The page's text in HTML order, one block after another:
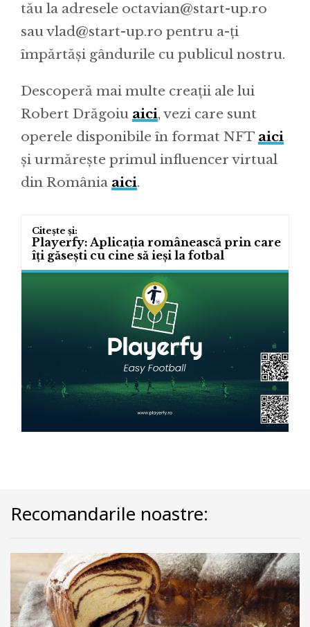
tău la adresele octavian@start-up.ro
sau vlad@start-up.ro pentru a-ți
împărtăși gândurile cu publicul nostru.
Descoperă mai multe creații ale lui
Robert Drăgoiu aici, vezi care sunt
operele disponibile în format NFT aici
și urmărește primul influencer virtual
din România aici.
Playerfy: Aplicația românească prin care
îți găsești cu cine să ieși la fotbal
Recomandarile noastre: